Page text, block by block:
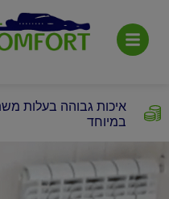
איכות גבוהה בעלות
במיוחד